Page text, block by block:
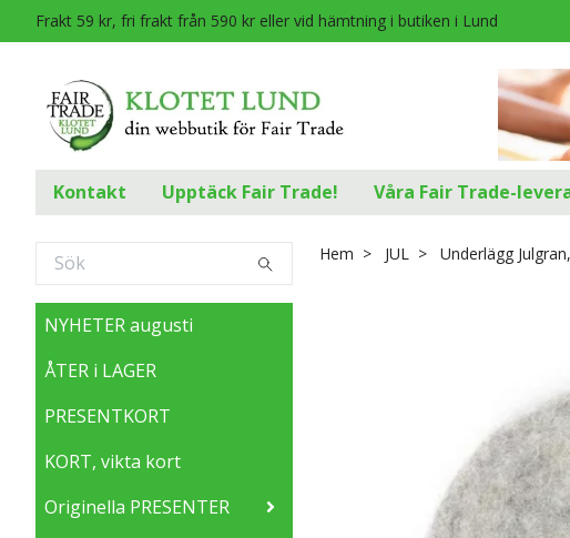
Frakt 59 kr, fri frakt från 590 kr eller vid hämtning i butiken i Lund
Kontakt Upptäck Fair Trade! Våra Fair Trade-
NYHETER augusti
ÅTER i LAGER
PRESENTKORT
KORT, vikta kort
Originella PRESENTER
Hem JUL Underlägg